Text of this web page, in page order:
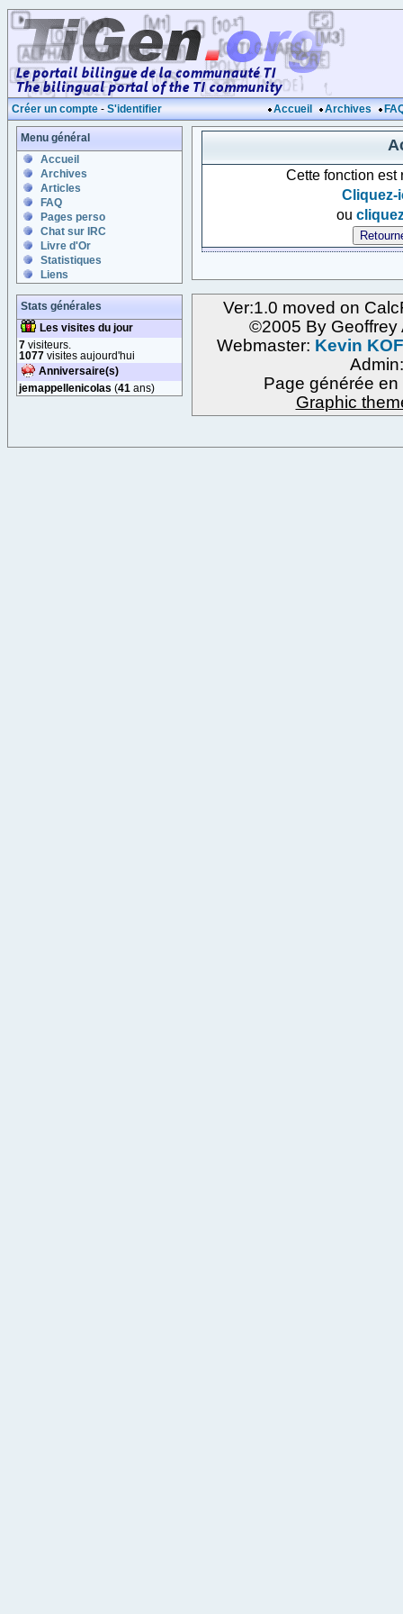
Créer un compte - S'identifier Accueil Archives
Menu général
Accueil
Archives
Articles
FAQ
Pages perso
Chat sur IRC
Livre d'Or
Statistiques
Liens
Stats générales
Les visites du jour
7 visiteurs.
1077 visites aujourd'hui
Anniversaire(s)
jemappellenicolas (41 ans)
Cette fonction est
Cliquez-
ou
Ver:1.0 moved on
©2005 By Geoffrey
Webmaster: Kevin
Page générée
Graphic